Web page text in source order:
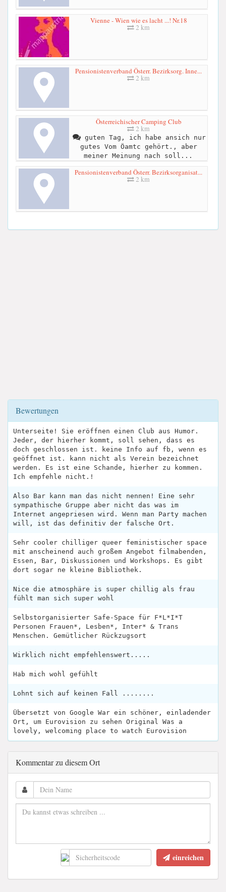
Vienne - Wien wie es lacht ...! Nr.18
2 km
Pensionistenverband Österr. Bezirksorg. Inne...
2 km
Österreichischer Camping Club
2 km
guten Tag, ich habe ansich nur
gutes Vom Öamtc gehört., aber
meiner Meinung nach soll...
Pensionistenverband Österr. Bezirksorganisat...
2 km
Bewertungen
Unterseite! Sie eröffnen einen Club aus Humor.
Jeder, der hierher kommt, soll sehen, dass es
doch geschlossen ist. keine Info auf fb, wenn es
geöffnet ist. kann nicht als Verein bezeichnet
werden. Es ist eine Schande, hierher zu kommen.
Ich empfehle nicht.!
Also Bar kann man das nicht nennen! Eine sehr
sympathische Gruppe aber nicht das was im
Internet angepriesen wird. Wenn man Party machen
will, ist das definitiv der falsche Ort.
Sehr cooler chilliger queer feministischer space
mit anscheinend auch großem Angebot filmabenden,
Essen, Bar, Diskussionen und Workshops. Es gibt
dort sogar ne kleine Bibliothek.
Nice die atmosphäre is super chillig als frau
fühlt man sich super wohl
Selbstorganisierter Safe-Space für F*L*I*T
Personen Frauen*, Lesben*, Inter* & Trans
Menschen. Gemütlicher Rückzugsort
Wirklich nicht empfehlenswert.....
Hab mich wohl gefühlt
Lohnt sich auf keinen Fall ........
Übersetzt von Google War ein schöner, einladender
Ort, um Eurovision zu sehen Original Was a
lovely, welcoming place to watch Eurovision
Kommentar zu diesem Ort
einreichen